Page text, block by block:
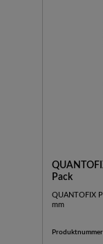
Pack
QUANTOFIX
mm